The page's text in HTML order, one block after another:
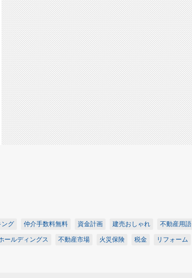
ング 仲介手数料無料 資金計画 建売おしゃれ 不動産用語
ールディングス 不動産市場 火災保険 税金 リフォーム